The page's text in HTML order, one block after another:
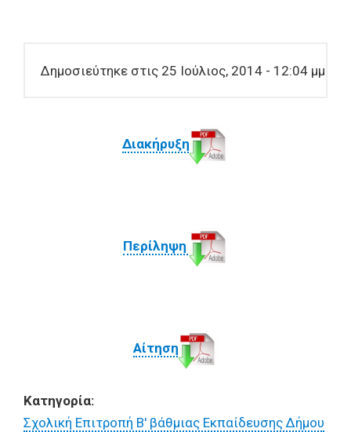
Δημοσιεύτηκε στις 25 Ιούλιος, 2014 - 12:04 μμ
Διακήρυξη
Περίληψη
Αίτηση
Κατηγορία:
Σχολική Επιτροπή Β' βάθμιας Εκπαίδευσης Δήμου